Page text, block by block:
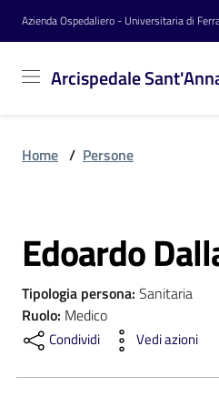
Vai al contenuto
Vai alla navigazione
Vai al footer
Azienda Ospedaliero - Universitaria di
Arcispedale
Sant'Anna
Azienda
Servizi
Reparti
Novità
Home / Persone
Salta al contenuto
Edoardo
Tipologia persona: Sanitaria
Ruolo: Medico
Condividi Vedi azioni